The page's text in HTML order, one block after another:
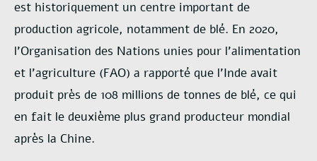
est historiquement un centre important de
production agricole, notamment de blé. En 2020,
l’Organisation des Nations unies pour l’alimentation
et l’agriculture (FAO) a rapporté que l’Inde avait
produit près de 108 millions de tonnes de blé, ce qui
en fait le deuxième plus grand producteur mondial
après la Chine.